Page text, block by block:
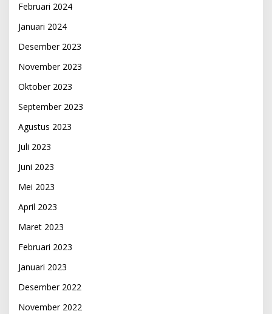
Februari 2024
Januari 2024
Desember 2023
November 2023
Oktober 2023
September 2023
Agustus 2023
Juli 2023
Juni 2023
Mei 2023
April 2023
Maret 2023
Februari 2023
Januari 2023
Desember 2022
November 2022